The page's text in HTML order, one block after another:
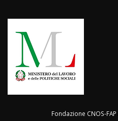
Fondazione CNOS-